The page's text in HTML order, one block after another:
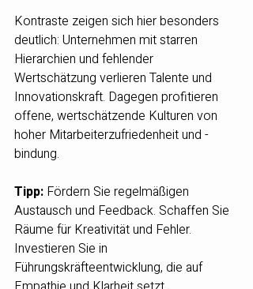
Kontraste zeigen sich hier besonders
deutlich: Unternehmen mit starren
Hierarchien und fehlender
Wertschätzung verlieren Talente und
Innovationskraft. Dagegen profitieren
offene, wertschätzende Kulturen von
hoher Mitarbeiterzufriedenheit und -
bindung.
Tipp: Fördern Sie regelmäßigen
Austausch und Feedback. Schaffen Sie
Räume für Kreativität und Fehler.
Investieren Sie in
Führungskräfteentwicklung, die auf